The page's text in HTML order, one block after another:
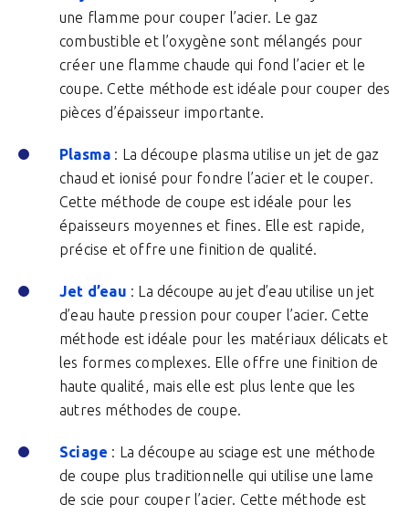
une flamme pour couper l’acier. Le gaz
combustible et l’oxygène sont mélangés pour
créer une flamme chaude qui fond l’acier et le
coupe. Cette méthode est idéale pour couper des
pièces d’épaisseur importante.
Plasma : La découpe plasma utilise un jet de gaz
chaud et ionisé pour fondre l’acier et le couper.
Cette méthode de coupe est idéale pour les
épaisseurs moyennes et fines. Elle est rapide,
précise et offre une finition de qualité.
Jet d’eau : La découpe au jet d’eau utilise un jet
d’eau haute pression pour couper l’acier. Cette
méthode est idéale pour les matériaux délicats et
les formes complexes. Elle offre une finition de
haute qualité, mais elle est plus lente que les
autres méthodes de coupe.
Sciage : La découpe au sciage est une méthode
de coupe plus traditionnelle qui utilise une lame
de scie pour couper l’acier. Cette méthode est